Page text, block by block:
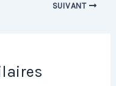
SUIVANT